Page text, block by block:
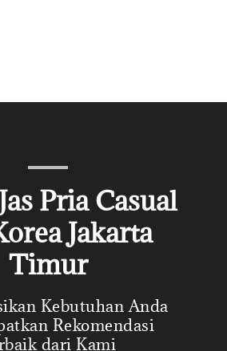
Pria Casual
Jakarta
Timur
Kebutuhan Anda
Rekomendasi
dari Kami